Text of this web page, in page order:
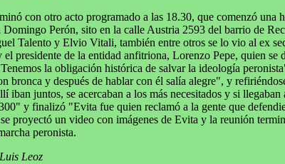
con otro acto programado a las 18.30, que comenzó una
Domingo Perón, sito en la calle Austria 2593 del barrio de
Talento y Elvio Vitali, también entre otros se lo vio al ex
el presidente de la entidad anfitriona, Lorenzo Pepe, quien se
la obligación histórica de salvar la ideología
bronca y después de hablar con él salía alegre", y
iban juntos, se acercaban a los más necesitados y si
y finalizó "Evita fue quien reclamó a la gente que
proyectó un video con imágenes de Evita y la reunión
peronista.
Leoz